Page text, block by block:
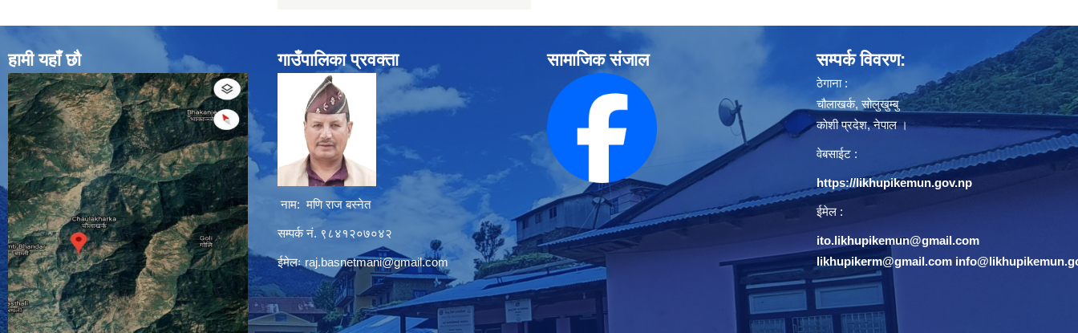
हामी यहाँ छौ गाउँपालिका प्रवक्ता
नाम: मणि राज बस्नेत
सम्पर्क नं. ९८४१२०७०४२
ईमेलः raj.basnetmani@gmail.com
सामाजिक संजाल सम्पर्क विवरण:
ठेगाना :
चौलाखर्क, सोलुखुम्बु
काेशी प्रदेश, नेपाल ।
वेबसाईट :
https://likhupikemun.gov.np
ईमेल :
ito.likhupikemun@gmail.com
likhupikerm@gmail.com/